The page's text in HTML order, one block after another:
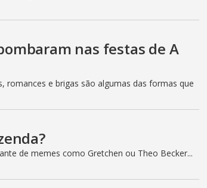
nas festas de A
romances e brigas são algumas das formas que
de memes como Gretchen ou Theo Becker...